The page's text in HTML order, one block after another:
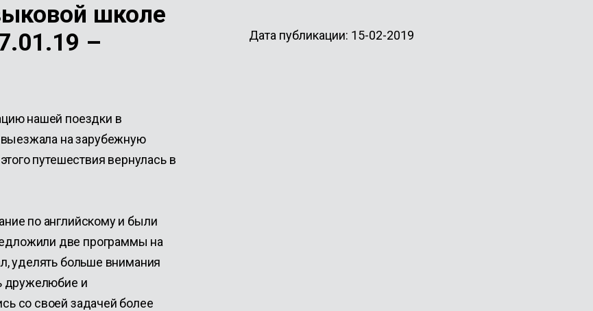
школе
–
нашей поездки в
выезжала на зарубежную
путешествия вернулась в
по английскому и были
две программы на
уделять больше внимания
дружелюбие и
со своей задачей более
Дата публикации: 15-02-2019